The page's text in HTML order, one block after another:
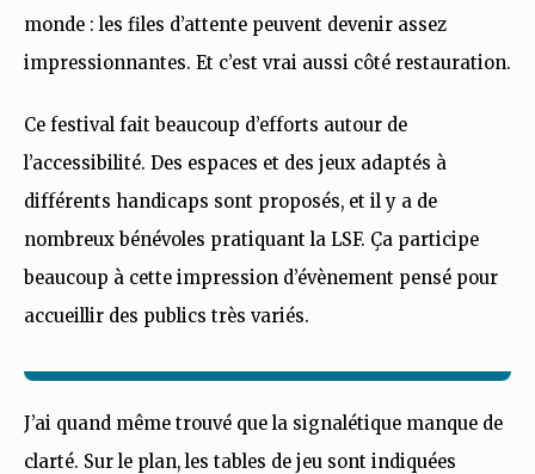
monde : les files d’attente peuvent devenir assez
impressionnantes. Et c’est vrai aussi côté restauration.
Ce festival fait beaucoup d’efforts autour de
l’accessibilité. Des espaces et des jeux adaptés à
différents handicaps sont proposés, et il y a de
nombreux bénévoles pratiquant la LSF. Ça participe
beaucoup à cette impression d’évènement pensé pour
accueillir des publics très variés.
J’ai quand même trouvé que la signalétique manque de
clarté. Sur le plan, les tables de jeu sont indiquées